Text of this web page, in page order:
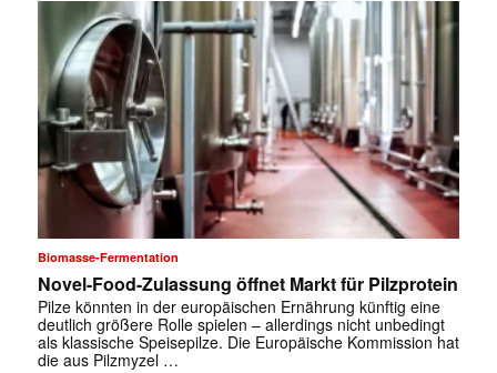
Biomasse-Fermentation
Novel-Food-Zulassung öffnet Markt für Pilzprotein
Pilze könnten in der europäischen Ernährung künftig eine
deutlich größere Rolle spielen – allerdings nicht unbedingt
als klassische Speisepilze. Die Europäische Kommission hat
die aus Pilzmyzel …